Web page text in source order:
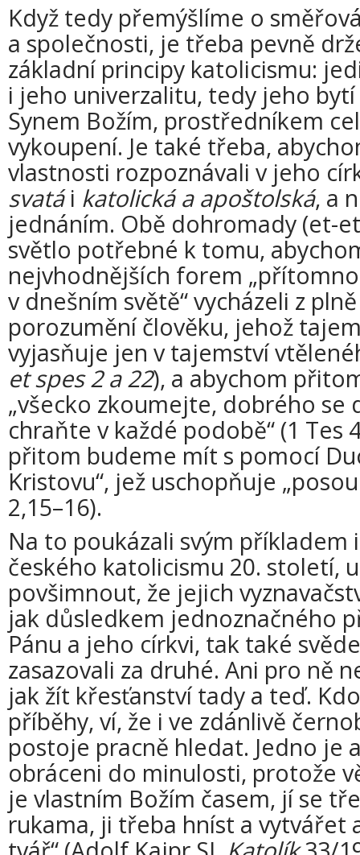
Když tedy přemýšlíme o
a společnosti, je třeba pevně
základní principy katolicismu:
i jeho univerzalitu, tedy jeho
Synem Božím, prostředníkem
vykoupení. Je také třeba,
vlastnosti rozpoznávali v jeho
svatái katolická a apoštolská, a
jednáním. Obě dohromady (et-
světlo potřebné k tomu,
nejvhodnějších forem
v dnešním světě“ vycházeli z
porozumění člověku, jehož
vyjasňuje jen v tajemství
et spes 2 a 22), a abychom
„všecko zkoumejte, dobrého se
chraňte v každé podobě“ (1 Tes
přitom budeme mít s pomocí
Kristovu“, jež uschopňuje
2,15–16).
Na to poukázali svým
českého katolicismu 20. století,
povšimnout, že jejich
jak důsledkem jednoznačného
Pánu a jeho církvi, tak také
zasazovali za druhé. Ani pro ně
jak žít křesťanství tady a teď.
příběhy, ví, že i ve zdánlivě
postoje pracně hledat. Jedno je
obráceni do minulosti, protože
je vlastním Božím časem, jí se
rukama, ji třeba hníst a vytvářet